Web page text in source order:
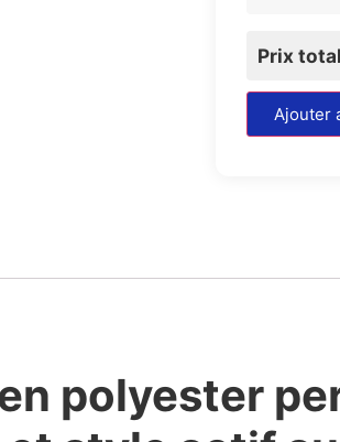
Prix
Ajouter
polyester